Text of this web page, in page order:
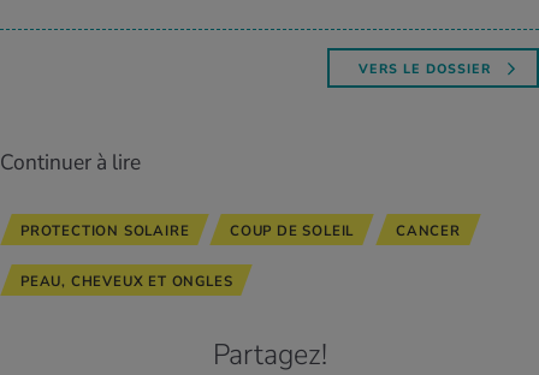
VERS LE DOSSIER
Continuer à lire
PROTECTION SOLAIRE COUP DE SOLEIL CANCER
PEAU, CHEVEUX ET ONGLES
Partagez!